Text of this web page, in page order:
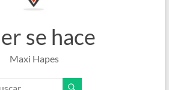
se hace
Maxi Hapes